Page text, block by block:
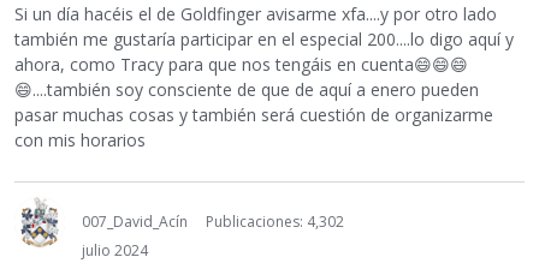
Si un día hacéis el de Goldfinger avisarme xfa....y por otro lado
también me gustaría participar en el especial 200....lo digo aquí y
ahora, como Tracy para que nos tengáis en cuenta😄😄😄
😄....también soy consciente de que de aquí a enero pueden
pasar muchas cosas y también será cuestión de organizarme
con mis horarios
007_David_Acín
Publicaciones: 4,302
julio 2024